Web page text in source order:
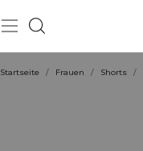
Startseite / Frauen / Shorts /